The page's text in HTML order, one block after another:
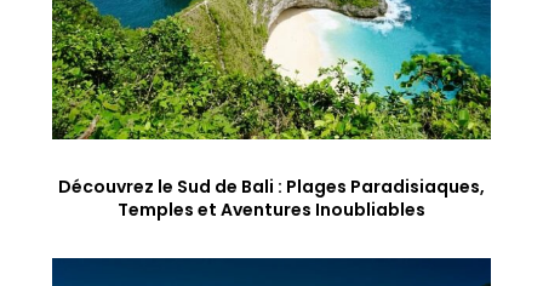
Découvrez le Sud de Bali : Plages Paradisiaques,
Temples et Aventures Inoubliables